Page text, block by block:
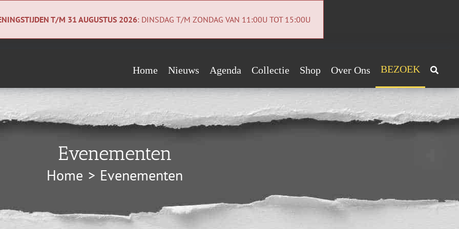
T/M 31 AUGUSTUS 2026: DINSDAG T/M ZONDAG VAN 11:00U TOT 15:00U
Home Nieuws Agenda
Archief
Collectie
Geologiecollectie Archeologiecollectie
Shop Over Ons
Wie steunen ons?
Vrienden
Begunstigers
Sponsors
Handig!
Contact
BEZOEK
Evenementen
Home Evenementen